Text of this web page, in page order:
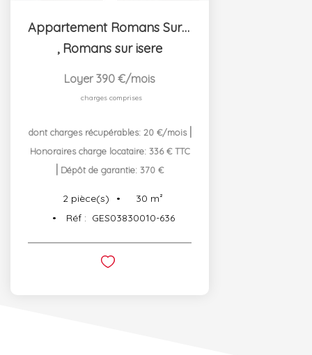
Appartement Romans Sur Isere - 2 pièce(s) - 30.25 m2
, Romans sur isere
Loyer 390 €/mois
charges comprises
dont charges récupérables: 20 €/mois
Honoraires charge locataire: 336 € TTC
Dépôt de garantie: 370 €
2 pièce(s) 30 m²
Réf : GES03830010-636